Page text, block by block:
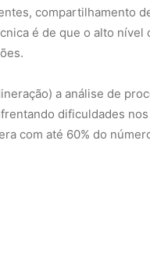
com até 60% do